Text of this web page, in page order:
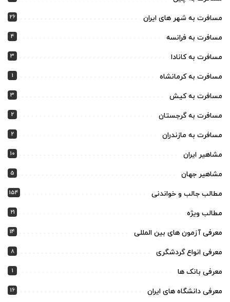
مسافرت به شهر های ایران 26
مسافرت به فرانسه 4
مسافرت به کانادا 3
مسافرت به کرمانشاه 1
مسافرت به کیش 3
مسافرت به گرجستان 2
مسافرت به مازندران 2
مشاهیر ایران 10
مشاهیر جهان 5
مطالب جالب و خواندنی 154
مطالب ویژه 21
معرفی آزمون های بین المللی 14
معرفی انواع گردشگری 8
معرفی بانک ها 1
معرفی دانشگاه های ایران 16